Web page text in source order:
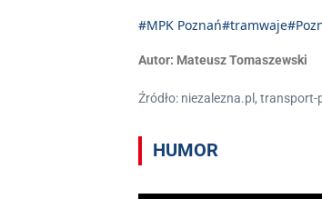
#MPK Poznań#tramwaje
Autor: Mateusz Tomaszewski
Źródło: niezalezna.pl, transport-
HUMOR